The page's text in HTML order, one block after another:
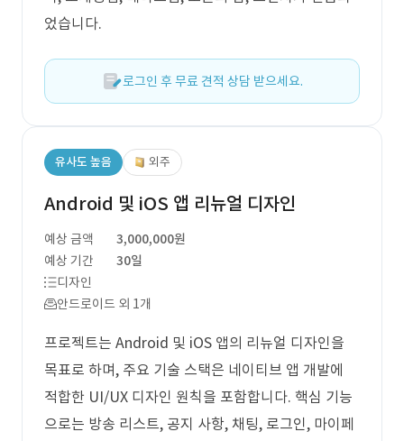
었습니다.
로그인 후 무료 견적 상담 받으세요.
유사도 높음 외주
Android 및 iOS 앱 리뉴얼 디자인
예상 금액
3,000,000원
예상 기간
30일
디자인
안드로이드 외 1개
프로젝트는 Android 및 iOS 앱의 리뉴얼 디자인을
목표로 하며, 주요 기술 스택은 네이티브 앱 개발에
적합한 UI/UX 디자인 원칙을 포함합니다. 핵심 기능
으로는 방송 리스트, 공지 사항, 채팅, 로그인, 마이페